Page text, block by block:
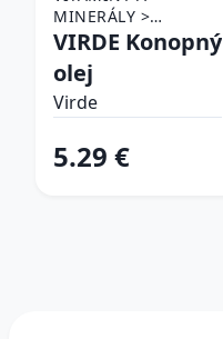
MINERÁLY >
VÝŽIVOVÉ DOPLNKY
SRDCE
VIRDE Konopný
olej
Virde
5.29 €